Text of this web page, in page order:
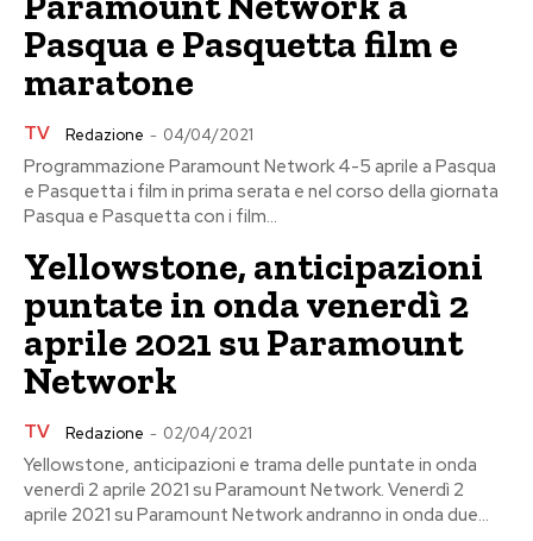
Pasqua e Pasquetta film e
maratone
TV Redazione - 04/04/2021
Programmazione Paramount Network 4-5 aprile a Pasqua
e Pasquetta i film in prima serata e nel corso della giornata
Pasqua e Pasquetta con i film...
Yellowstone, anticipazioni
puntate in onda venerdì 2
aprile 2021 su Paramount
Network
TV Redazione - 02/04/2021
Yellowstone, anticipazioni e trama delle puntate in onda
venerdì 2 aprile 2021 su Paramount Network. Venerdì 2
aprile 2021 su Paramount Network andranno in onda due...